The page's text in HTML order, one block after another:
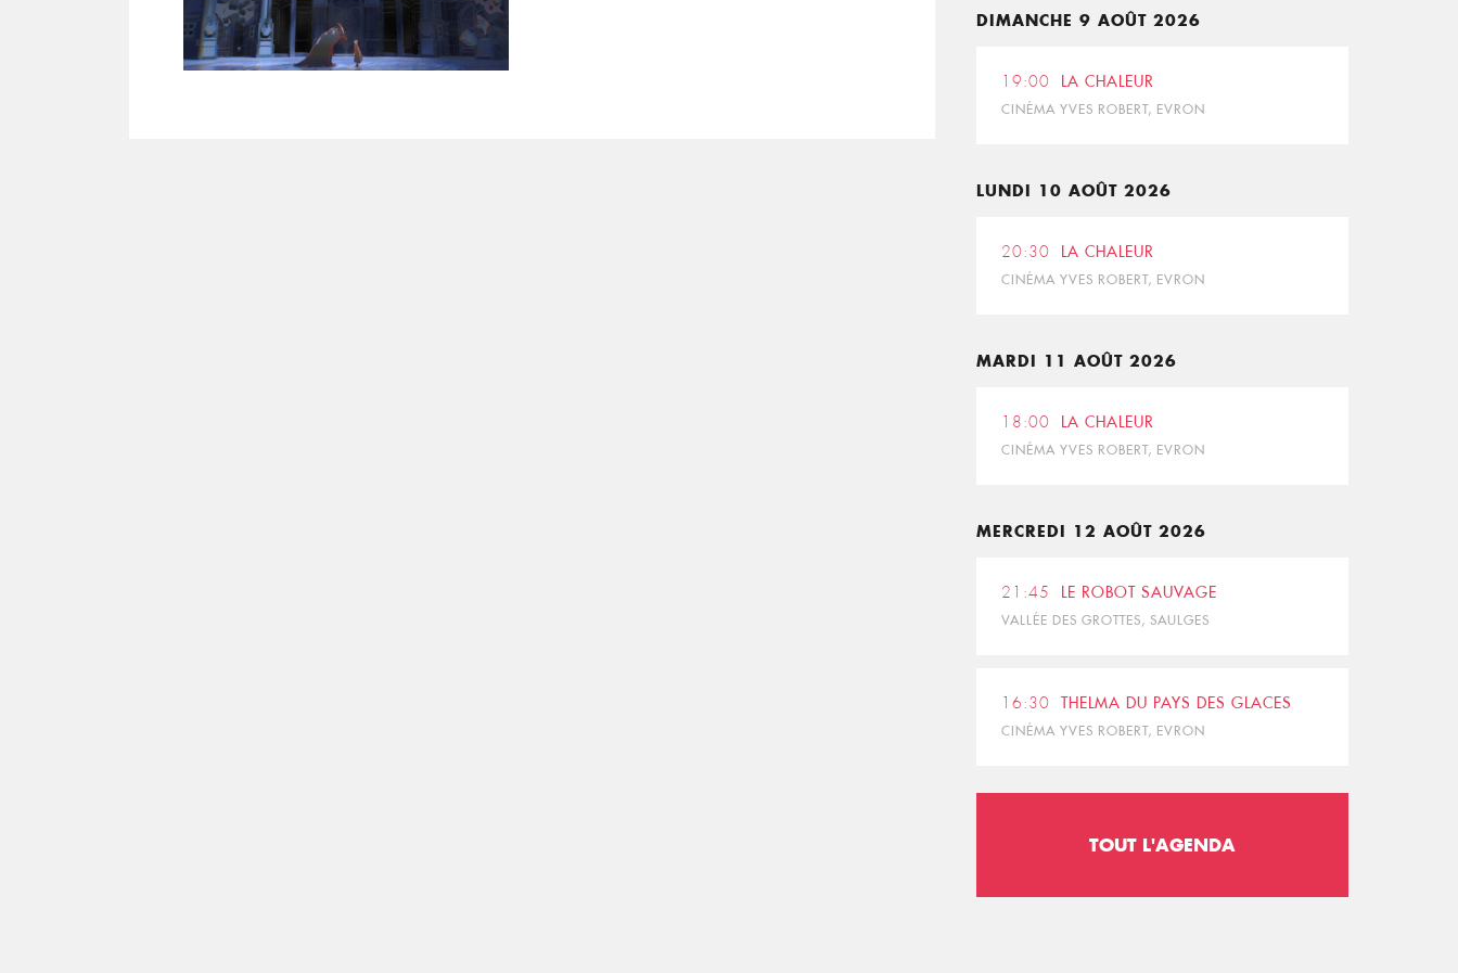
DIMANCHE 9 AOÛT 2026
19:00 LA CHALEUR
CINÉMA YVES ROBERT, EVRON
LUNDI 10 AOÛT 2026
20:30 LA CHALEUR
CINÉMA YVES ROBERT, EVRON
MARDI 11 AOÛT 2026
18:00 LA CHALEUR
CINÉMA YVES ROBERT, EVRON
MERCREDI 12 AOÛT 2026
21:45 LE ROBOT SAUVAGE
VALLÉE DES GROTTES, SAULGES
16:30 THELMA DU PAYS DES GLACES
CINÉMA YVES ROBERT, EVRON
TOUT L'AGENDA